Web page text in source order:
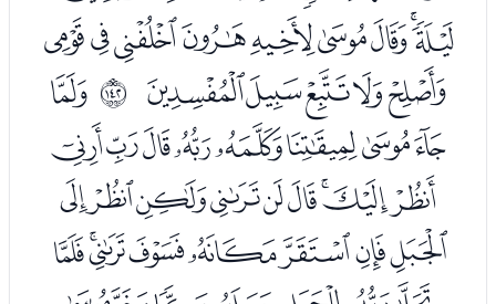
ﮟﮠﮡﮢﮣﮤﮥﮦﮧ
ﮨﮩﮪﮫﮬ ﲍ ﮮ
ﮯﮰﮱﯓﯔﯕﯖﯗ
ﯘﯙﯚﯛﯜﯝﯞﯟﯠ
ﯡﯢﯣﯤﯥﯦﯧﯨ